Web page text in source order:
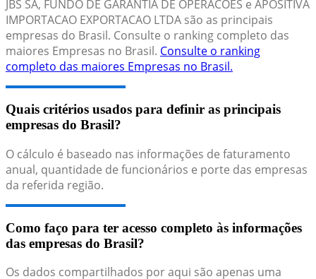
JBS SA, FUNDO DE GARANTIA DE OPERACOES e APOSITIVA
IMPORTACAO EXPORTACAO LTDA são as principais
empresas do Brasil. Consulte o ranking completo das
maiores Empresas no Brasil. Consulte o ranking
completo das maiores Empresas no Brasil.
Quais critérios usados para definir as principais
empresas do Brasil?
O cálculo é baseado nas informações de faturamento
anual, quantidade de funcionários e porte das empresas
da referida região.
Como faço para ter acesso completo às informações
das empresas do Brasil?
Os dados compartilhados por aqui são apenas uma